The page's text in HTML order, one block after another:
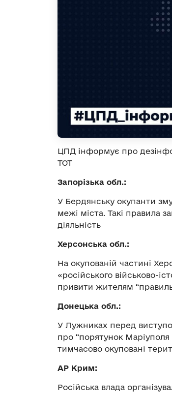
ЦПД інформує про
ТОТ
Запорізька обл.:
У Бердянську окупанти
межі міста. Такі правила
діяльність
Херсонська обл.:
На окупованій частині
«російського військово-
привити жителям
Донецька обл.:
У Лужниках перед
про “порятунок Маріуполя
тимчасово окуповані
АР Крим:
Російська влада